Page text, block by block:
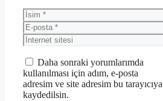
İsim
E-
posta
İnternet
sitesi
Daha sonraki yorumlarımda
kullanılması için adım, e-posta
adresim ve site adresim bu tarayıcıya
kaydedilsin.